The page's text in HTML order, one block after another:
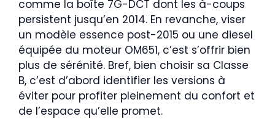
comme la boîte 7G-DCT dont les à-coups
persistent jusqu’en 2014. En revanche, viser
un modèle essence post-2015 ou une diesel
équipée du moteur OM651, c’est s’offrir bien
plus de sérénité. Bref, bien choisir sa Classe
B, c’est d’abord identifier les versions à
éviter pour profiter pleinement du confort et
de l’espace qu’elle promet.